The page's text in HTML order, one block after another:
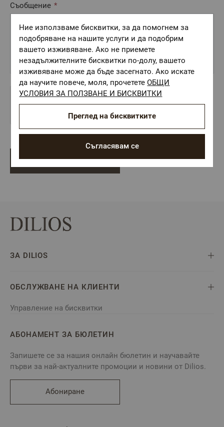
Съобщение
Изпрати
ЗА DILIOS
ОБСЛУЖВАНЕ НА КЛИЕНТИ
Управление на бисквитки
АБОНАМЕНТ ЗА БЮЛЕТИН
Запишете се за нашия онлайн бюлетин и научавайте
първи за най-актуалните промоции и новини от Dilios.
Абониране
Ние използваме бисквитки, за да помогнем за
подобряване на нашите услуги и да подобрим
вашето изживяване. Ако не приемете
незадължителните бисквитки по-долу, вашето
изживяване може да бъде засегнато. Ако искате
да научите повече, моля, прочететеОБЩИ
УСЛОВИЯ ЗА ПОЛЗВАНЕ И БИСКВИТКИ
Съгласявам се
Преглед на бисквитките